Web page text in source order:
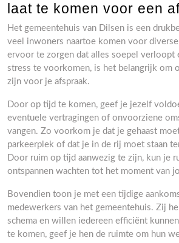
laat te komen voor een
Het gemeentehuis van Dilsen is een
veel inwoners naartoe komen voor
ervoor te zorgen dat alles soepel verloopt
stress te voorkomen, is het belangrijk om
zijn voor je afspraak.
Door op tijd te komen, geef je jezelf
eventuele vertragingen of onvoorziene
vangen. Zo voorkom je dat je gehaast
parkeerplek of dat je in de rij moet staan
Door ruim op tijd aanwezig te zijn, kun je
ontspannen wachten tot het moment van
Bovendien toon je met een tijdige
medewerkers van het gemeentehuis. Zij
schema en willen iedereen efficiënt
te komen, geef je hen de ruimte om hun